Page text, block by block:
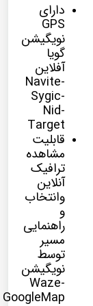
دارای
GPS
نویگیشن
گویا
آفلاین
Navite-
Sygic-
Nid-
Target
قابلیت
مشاهده
ترافیک
آنلاین
وانتخاب
و
راهنمایی
مسیر
توسط
نویگیشن
Waze-
GoogleMap